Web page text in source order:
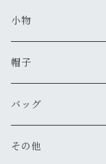
新品
古着
新品
ワークジャケット
古着
新品
コート
古着
新品
マウンテンパーカー
古着
その他
新品
新品
古着
ポロシャツ
新品
古着
シャツ（半袖）
古着
新品
シャツ（長袖）
古着
パーカー
古着
新品
古着
チノパン
古着
新品
ショートパンツ
古着
新品
オーバーオール
古着
その他
ブーツ
古着
新品
サンダル
長靴・レインシューズ
その他
ネックレス
ブレスレット
新品
バングル・リストバ
ピアス
小物
財布
新品
古着
キーケース
手袋
帽子
キャップ
古着
ハット
バッグ
ショルダー
その他